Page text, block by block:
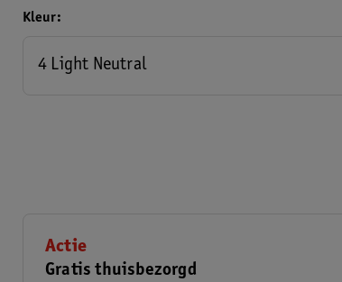
Kleur
4 Light Neutral
Actie
Gratis thuisbezorgd